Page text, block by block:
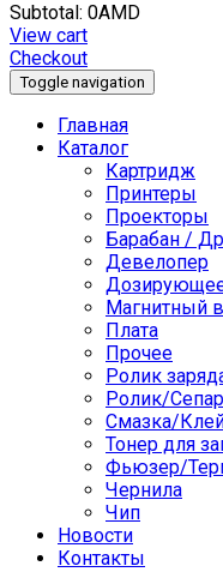
Subtotal: 0AMD
View cart
Checkout
Toggle navigation
Главная
Каталог
Картридж
Принтеры
Проекторы
Барабан /
Девелопер
Магнитный
Плата
Прочее
Ролик
Ролик/
Смазка/
Тонер для
Фьюзер/
Чернила
Чип
Новости
Контакты